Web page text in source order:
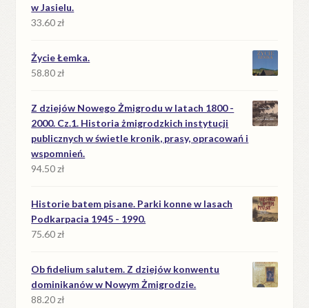
w Jasielu.
33.60zł
Życie Łemka.
58.80zł
Z dziejów Nowego Żmigrodu w latach 1800 -
2000. Cz.1. Historia żmigrodzkich instytucji
publicznych w świetle kronik, prasy, opracowań i
wspomnień.
94.50zł
Historie batem pisane. Parki konne w lasach
Podkarpacia 1945 - 1990.
75.60zł
Ob fidelium salutem. Z dziejów konwentu
dominikanów w Nowym Żmigrodzie.
88.20zł